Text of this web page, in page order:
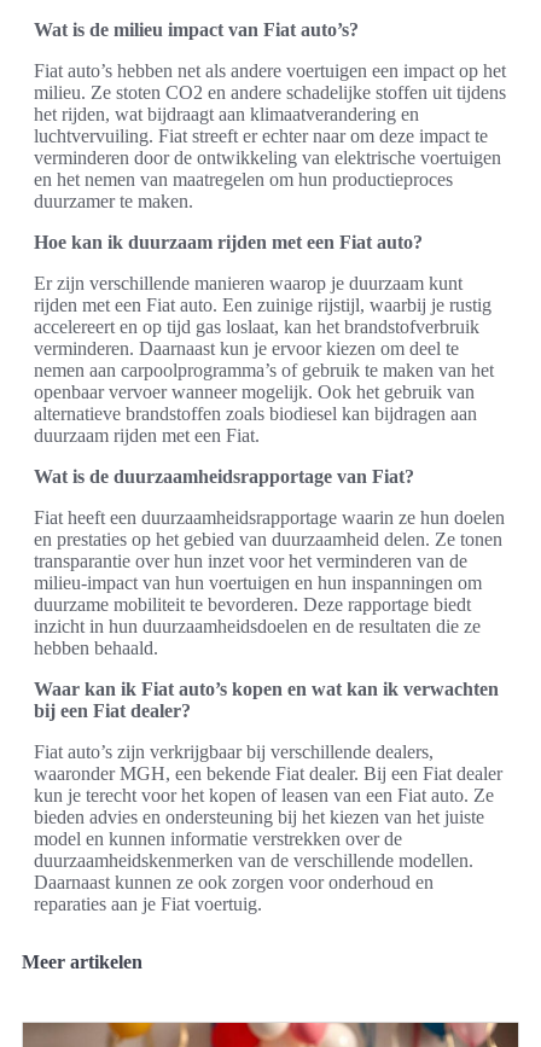
Wat is de milieu impact van Fiat auto’s?
Fiat auto’s hebben net als andere voertuigen een impact op het
milieu. Ze stoten CO2 en andere schadelijke stoffen uit tijdens
het rijden, wat bijdraagt aan klimaatverandering en
luchtvervuiling. Fiat streeft er echter naar om deze impact te
verminderen door de ontwikkeling van elektrische voertuigen
en het nemen van maatregelen om hun productieproces
duurzamer te maken.
Hoe kan ik duurzaam rijden met een Fiat auto?
Er zijn verschillende manieren waarop je duurzaam kunt
rijden met een Fiat auto. Een zuinige rijstijl, waarbij je rustig
accelereert en op tijd gas loslaat, kan het brandstofverbruik
verminderen. Daarnaast kun je ervoor kiezen om deel te
nemen aan carpoolprogramma’s of gebruik te maken van het
openbaar vervoer wanneer mogelijk. Ook het gebruik van
alternatieve brandstoffen zoals biodiesel kan bijdragen aan
duurzaam rijden met een Fiat.
Wat is de duurzaamheidsrapportage van Fiat?
Fiat heeft een duurzaamheidsrapportage waarin ze hun doelen
en prestaties op het gebied van duurzaamheid delen. Ze tonen
transparantie over hun inzet voor het verminderen van de
milieu-impact van hun voertuigen en hun inspanningen om
duurzame mobiliteit te bevorderen. Deze rapportage biedt
inzicht in hun duurzaamheidsdoelen en de resultaten die ze
hebben behaald.
Waar kan ik Fiat auto’s kopen en wat kan ik verwachten
bij een Fiat dealer?
Fiat auto’s zijn verkrijgbaar bij verschillende dealers,
waaronder MGH, een bekende Fiat dealer. Bij een Fiat dealer
kun je terecht voor het kopen of leasen van een Fiat auto. Ze
bieden advies en ondersteuning bij het kiezen van het juiste
model en kunnen informatie verstrekken over de
duurzaamheidskenmerken van de verschillende modellen.
Daarnaast kunnen ze ook zorgen voor onderhoud en
reparaties aan je Fiat voertuig.
Meer artikelen